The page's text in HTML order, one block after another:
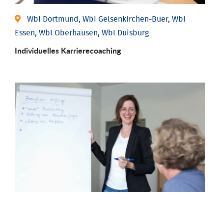
WbI Dortmund, WbI Gelsenkirchen-Buer, WbI
Essen, WbI Oberhausen, WbI Duisburg
Individu­elles Karrierecoaching